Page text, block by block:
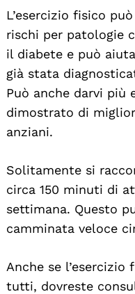
L’esercizio fisico
rischi per patologie
il diabete e può
già stata
Può anche darvi più
dimostrato di
anziani.
Solitamente si
circa 150 minuti di
settimana. Questo
camminata veloce
Anche se
tutti, dovreste
For: